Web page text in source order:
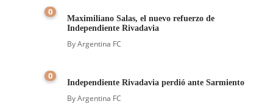
0
Maximiliano Salas, el nuevo refuerzo de
Independiente Rivadavia
ByArgentina FC
0
Independiente Rivadavia perdió ante Sarmiento
ByArgentina FC